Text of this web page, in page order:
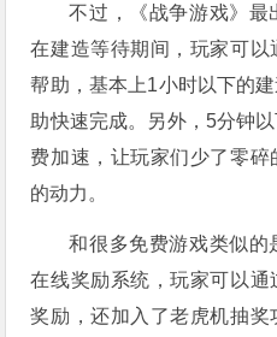
不过，《战争游戏》最
在建造等待期间，玩家可
帮助，基本上1小时以下的
助快速完成。另外，5分钟
费加速，让玩家们少了零
的动力。
和很多免费游戏类似的
在线奖励系统，玩家可以
奖励，还加入了老虎机抽